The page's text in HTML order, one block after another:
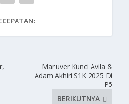
Manuver Kunci Avila &
Adam Akhiri S1K 2025 Di
P5
BERIKUTNYA